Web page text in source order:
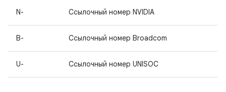
N- Ссылочный номер NVIDIA
B- Ссылочный номер Broadcom
U- Ссылочный номер UNISOC